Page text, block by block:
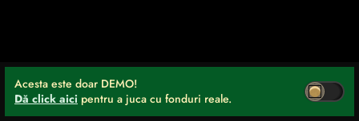
Acesta este doar DEMO!
Dă click aici pentru a juca cu fonduri reale.